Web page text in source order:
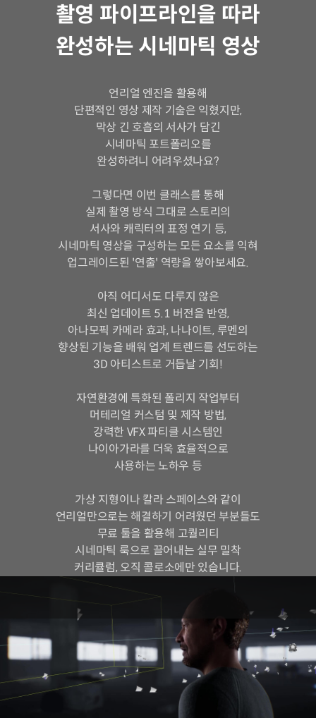
촬영 파이프라인을 따라
완성하는 시네마틱 영상
언리얼 엔진을 활용해
단편적인 영상 제작 기술은 익혔지만,
막상 긴 호흡의 서사가 담긴
시네마틱 포트폴리오를
완성하려니 어려우셨나요?
그렇다면 이번 클래스를 통해
실제 촬영 방식 그대로 스토리의
서사와 캐릭터의 표정 연기 등,
시네마틱 영상을 구성하는 모든 요소를 익혀
업그레이드된 '연출' 역량을 쌓아보세요.
아직 어디서도 다루지 않은
최신 업데이트 5.1 버전을 반영,
아나모픽 카메라 효과, 나나이트, 루멘의
향상된 기능을 배워 업계 트렌드를 선도하는
3D 아티스트로 거듭날 기회!
자연환경에 특화된 폴리지 작업부터
머테리얼 커스텀 및 제작 방법,
강력한 VFX 파티클 시스템인
나이아가라를 더욱 효율적으로
사용하는 노하우 등
가상 지형이나 칼라 스페이스와 같이
언리얼만으로는 해결하기 어려웠던 부분들도
무료 툴을 활용해 고퀄리티
시네마틱 룩으로 끌어내는 실무 밀착
커리큘럼, 오직 콜로소에만 있습니다.
프로덕션 순서에 따라
시네마틱 영상을 완성해봅니다.